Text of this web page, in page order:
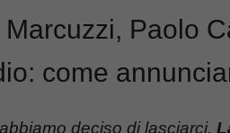
Paolo
come
deciso di lasciarci.